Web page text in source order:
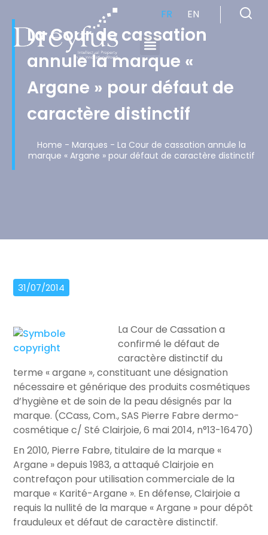
FR EN
La Cour de cassation
annule la marque «
Argane » pour défaut de
caractère distinctif
Home - Marques - La Cour de cassation annule la
marque « Argane » pour défaut de caractère distinctif
31/07/2014
La Cour de Cassation a
confirmé le défaut de
caractère distinctif du
terme « argane », constituant une désignation
nécessaire et générique des produits cosmétiques
d’hygiène et de soin de la peau désignés par la
marque. (CCass, Com., SAS Pierre Fabre dermo-
cosmétique c/ Sté Clairjoie, 6 mai 2014, n°13-16470)
En 2010, Pierre Fabre, titulaire de la marque «
Argane » depuis 1983, a attaqué Clairjoie en
contrefaçon pour utilisation commerciale de la
marque « Karité-Argane ». En défense, Clairjoie a
requis la nullité de la marque « Argane » pour dépôt
frauduleux et défaut de caractère distinctif.